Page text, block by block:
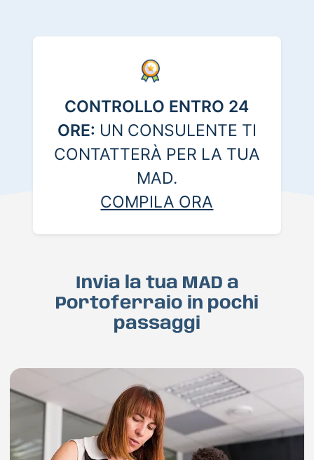
CONTROLLO ENTRO 24
ORE: UN CONSULENTE TI
CONTATTERÀ PER LA TUA
MAD.
COMPILA ORA
Invia la tua MAD a
Portoferraio in pochi
passaggi